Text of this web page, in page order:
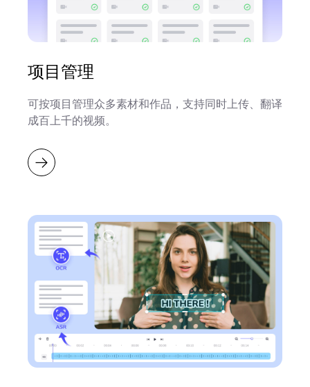
项目管理
可按项目管理众多素材和作品，支持同时上传、翻译
成百上千的视频。